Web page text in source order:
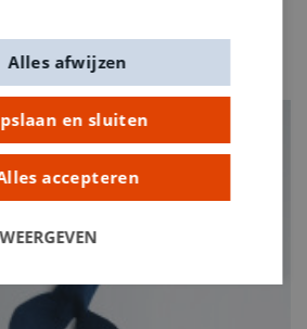
korte kant van het haar vast aan
naai je ook de lange kant van de
en sluiten
accepteren
Alles afwijzen